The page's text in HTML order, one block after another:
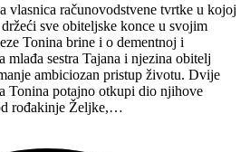
vlasnica računovodstvene tvrtke u kojoj
sve obiteljske konce u svojim
Tonina brine i o dementnoj i
sestra Tajana i njezina obitelj
ambiciozan pristup životu. Dvije
Tonina potajno otkupi dio njihove
rođakinje Željke,…